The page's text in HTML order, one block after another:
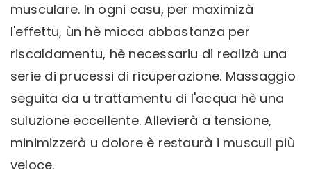
musculare. In ogni casu, per maximizà
l'effettu, ùn hè micca abbastanza per
riscaldamentu, hè necessariu di realizà una
serie di prucessi di ricuperazione. Massaggio
seguita da u trattamentu di l'acqua hè una
suluzione eccellente. Allevierà a tensione,
minimizzerà u dolore è restaurà i musculi più
veloce.